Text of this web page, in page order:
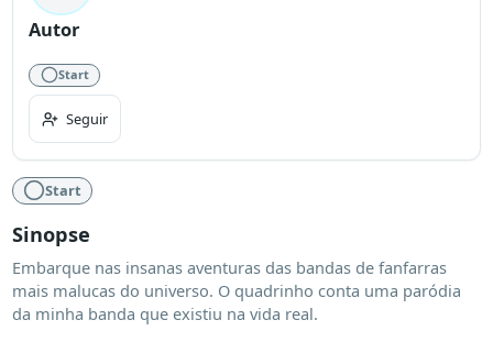
Autor
Start
Seguir
Start
Sinopse
Embarque nas insanas aventuras das bandas de fanfarras
mais malucas do universo. O quadrinho conta uma paródia
da minha banda que existiu na vida real.